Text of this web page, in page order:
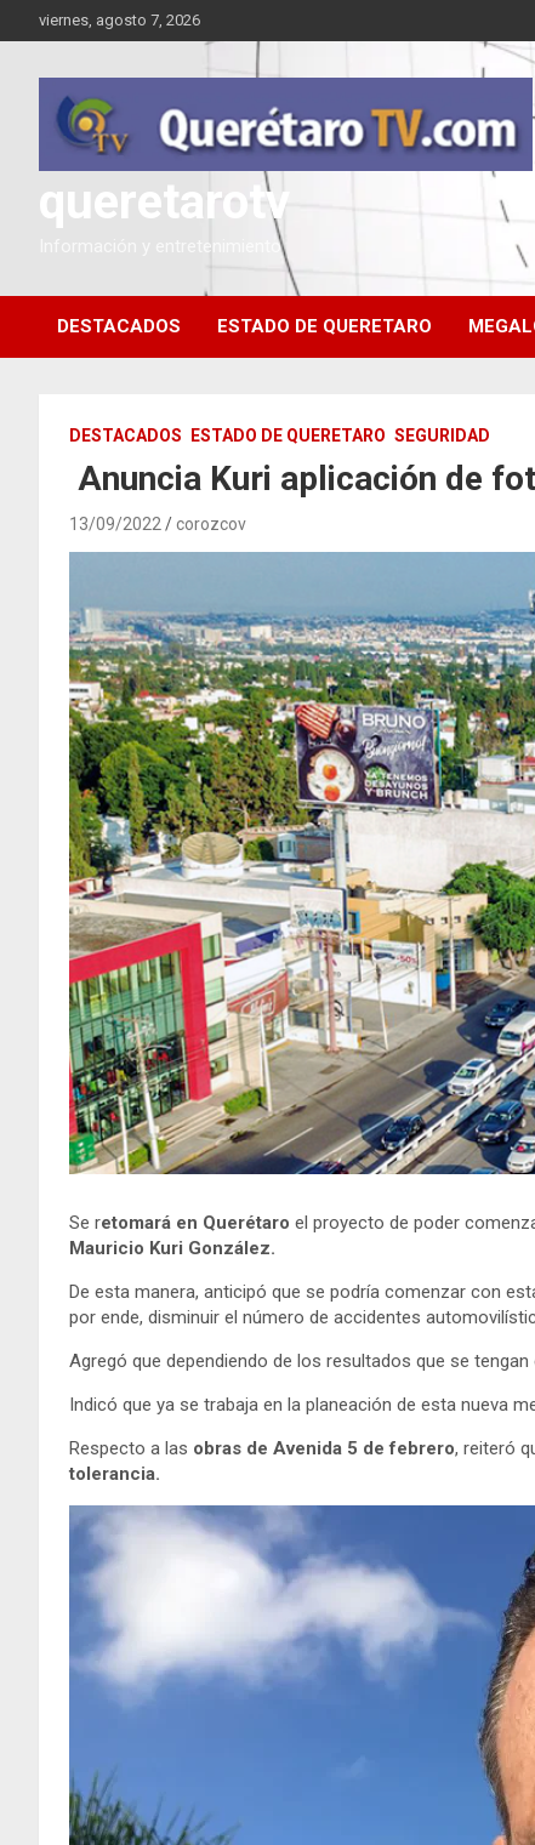
al
viernes, agosto 7, 2026
queretarotv
Información y entretenimiento
DESTACADOS ESTADO DE QUERETARO
DESTACADOS ESTADO DE QUERETARO SEGURIDAD
Anuncia Kuri aplicación de
13/09/2022 corozcov
Se retomará en Querétaro el proyecto de poder
Mauricio Kuri González.
De esta manera, anticipó que se podría comenzar con
por ende, disminuir el número de accidentes
Agregó que dependiendo de los resultados que se tengan
Indicó que ya se trabaja en la planeación de esta nueva
Respecto a las obras de Avenida 5 de febrero, reiteró
tolerancia.